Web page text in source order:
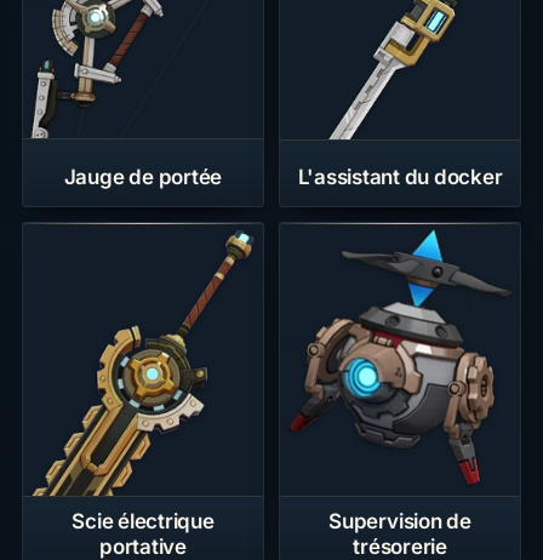
Jauge de portée L'assistant du docker
Scie électrique
portative
Supervision de
trésorerie